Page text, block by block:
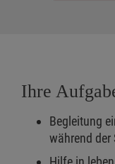
Ihre
Begleitung
während der